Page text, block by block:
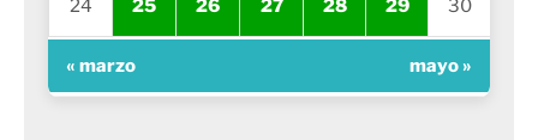
24 25 26 27 28 29 30
« marzo mayo »